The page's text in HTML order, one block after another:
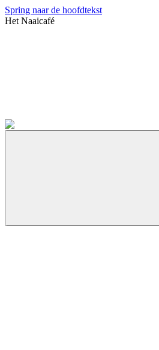
Spring naar de hoofdtekst
Het Naaicafé